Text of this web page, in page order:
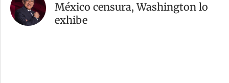
México censura, Washington lo
exhibe